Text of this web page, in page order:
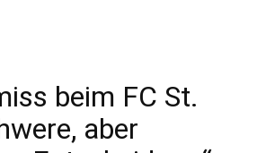
beim FC St.
aber